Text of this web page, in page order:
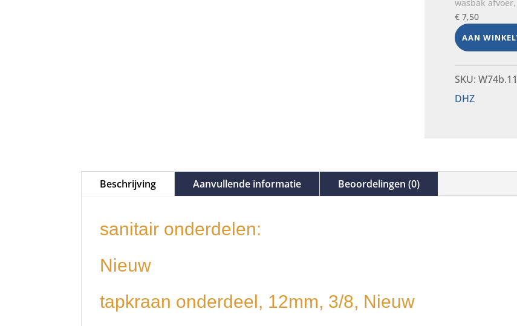
wasbak
€7,50
AAN
SKU:
DHZ
Beschrijving Aanvullende informatie Beoordelingen (0)
sanitair onderdelen:
Nieuw
tapkraan onderdeel, 12mm, 3/8, Nieuw